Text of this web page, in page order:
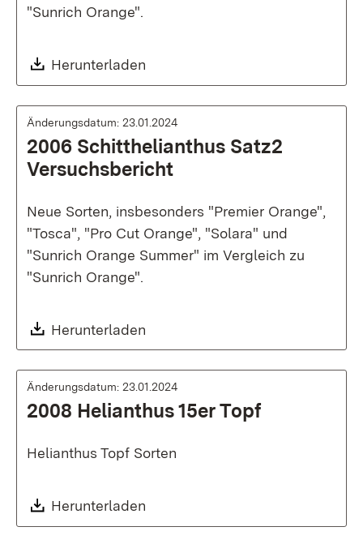
"Sunrich Orange".
Download:
Herunterladen
Änderungsdatum: 23.01.2024
2006 Schitthelianthus Satz2
Versuchsbericht
Neue Sorten, insbesonders "Premier Orange",
"Tosca", "Pro Cut Orange", "Solara" und
"Sunrich Orange Summer" im Vergleich zu
"Sunrich Orange".
Download:
Herunterladen
Änderungsdatum: 23.01.2024
2008 Helianthus 15er Topf
Helianthus Topf Sorten
Download:
Herunterladen